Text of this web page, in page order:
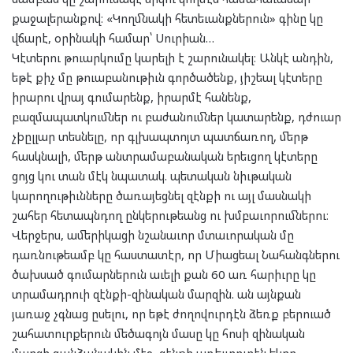
քաջալերանքով։ «Կողմնակի հետեւանքներուն» գինը կը
վճարէ, օրինակի համար՝ Սուրիան…
Կէտերու թուարկումը կարելի է շարունակել։ Անկէ անդին,
եթէ քիչ մը թուաբանութիւն գործածենք, յիշեալ կէտերը
իրարու վրայ գումարենք, իրարմէ հանենք,
բազմապատկումներ ու բաժանումներ կատարենք, դժուար
չþըլլար տեսնելը, որ գլխապտոյտ պատճառող, մերթ
հասկնալի, մերթ անտրամաբանական երեւցող կէտերը
ցոյց կու տան մէկ նպատակ. պետական նիւթական
կարողութիւնները ծառայեցնել զէնքի ու այլ մասնակի
շահեր հետապնդող ընկերութեանց ու խմբաւորումներու։
Վերջերս, ամերիկացի նշանաւոր մտաւորական մը
դառնութեամբ կը հաստատէր, որ Միացեալ Նահանգներու
ծախսած գումարներուն աւելի քան 60 առ հարիւրը կը
տրամադրուի զէնքի-զինական մարզին. ան այնքան
յառաջ չգնաց ըսելու, որ եթէ ժողովուրդէն ձեռք բերուած
շահատուրքերուն մեծագոյն մասը կը հոսի զինական